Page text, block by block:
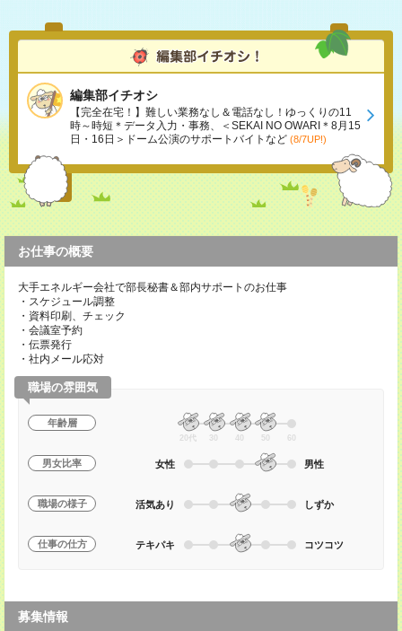
編集部イチオシ
【完全在宅！】難しい業務なし＆電話なし！ゆっくりの11
時～時短＊データ入力・事務、＜SEKAI NO OWARI＊8月15
日・16日＞ドーム公演のサポートバイトなど (8/7UP!)
お仕事の概要
大手エネルギー会社で部長秘書＆部内サポートのお仕事
・スケジュール調整
・資料印刷、チェック
・会議室予約
・伝票発行
・社内メール応対
職場の雰囲気
年齢層
20代 30 40 50 60
男女比率 女性 男性
職場の様子 活気あり しずか
仕事の仕方 テキパキ コツコツ
募集情報